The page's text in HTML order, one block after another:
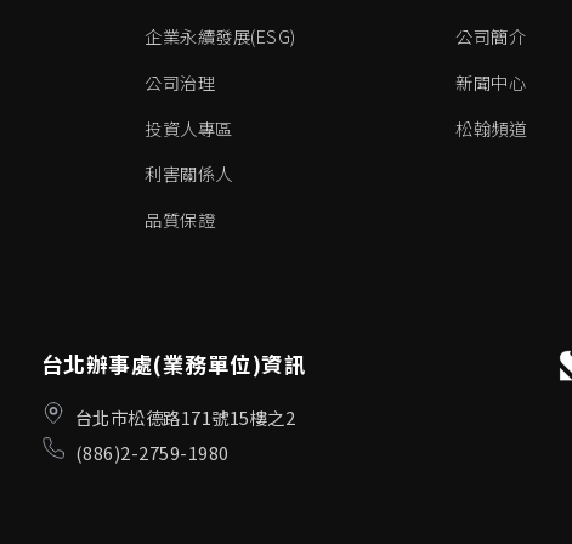
企業永續發展(ESG)
公司治理
投資人專區
利害關係人
品質保證
公司簡介
新聞中心
松翰頻道
台北辦事處(業務單位)資訊
台北市松德路171號15樓之2
(886)2-2759-1980